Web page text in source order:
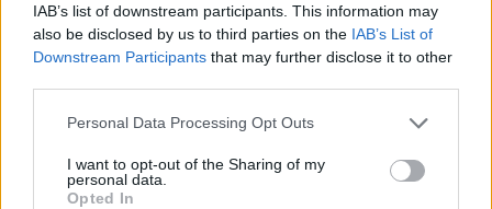
IAB’s list of downstream participants. This information may
also be disclosed by us to third parties on the IAB’s List of
Downstream Participants that may further disclose it to other
Please note that this website/app uses one or more Google
not limited to your visit or usage behaviour. You may click to
grant or deny consent to Google and its third-party tags to
Personal Data Processing Opt Outs
I want to opt-out of the Sharing of my
personal data.
Opted In